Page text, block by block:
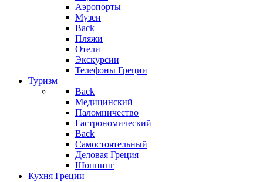
Аэропорты
Музеи
Back
Пляжи
Отели
Экскурсии
Телефоны Греции
Туризм
Back
Медицинский
Паломничество
Гастрономический
Back
Самостоятельный
Деловая Греция
Шоппинг
Кухня Греции